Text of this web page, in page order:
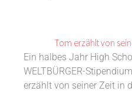
Tom erzählt von
Ein halbes Jahr High
WELTBÜRGER-
erzählt von seiner Zeit in